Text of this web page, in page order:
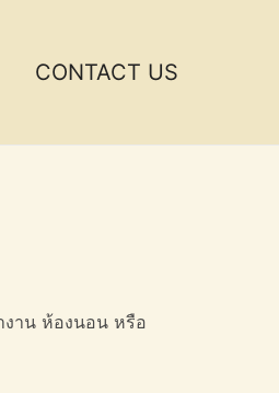
CONTACT US
งาน ห้องนอน หรือ